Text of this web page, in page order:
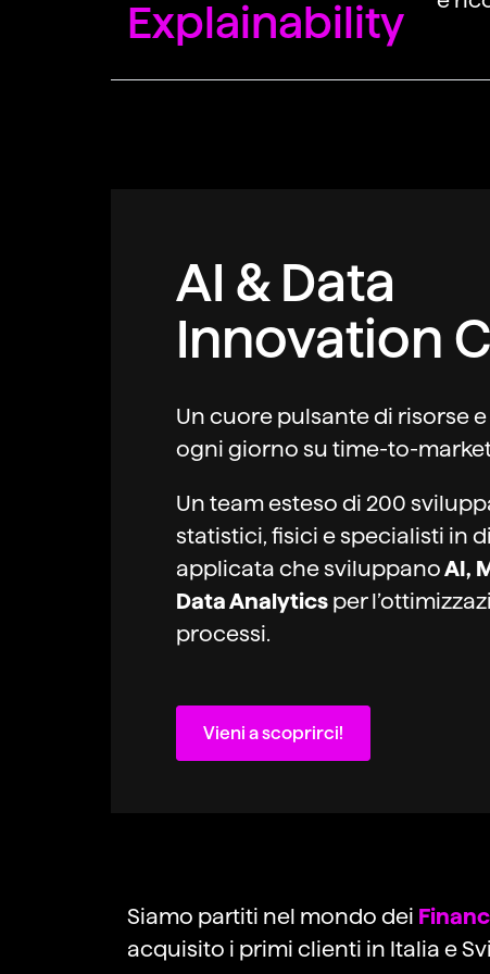
Explainability
AI & Data
Innovation
Un cuore pulsante di risorse
ogni giorno su time-to-
Un team esteso di 200
statistici, fisici e specialisti in
applicata che sviluppanoAI,
Data Analytics per
processi.
Vieni a scoprirci!
Siamo partiti nel mondo dei
acquisito i primi clienti in Italia e